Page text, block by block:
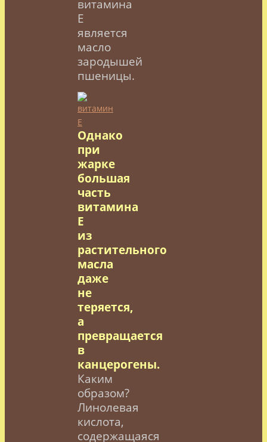
витамина
Е
является
масло
зародышей
пшеницы.
Однако
при
жарке
большая
часть
витамина
Е
из
растительного
масла
даже
не
теряется,
а
превращается
в
канцерогены.
Каким
образом?
Линолевая
кислота,
содержащаяся